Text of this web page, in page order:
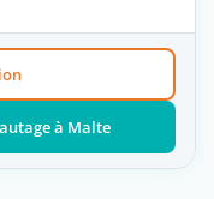
à Malte